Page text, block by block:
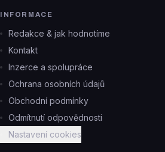
INFORMACE
Redakce & jak hodnotíme
Kontakt
Inzerce a spolupráce
Ochrana osobních údajů
Obchodní podmínky
Odmítnutí odpovědnosti
Nastavení cookies